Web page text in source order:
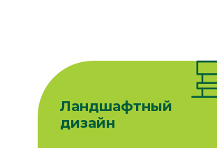
Ландшафтный
дизайн